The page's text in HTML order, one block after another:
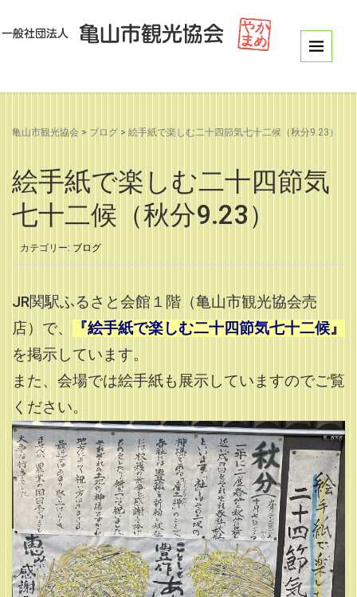
亀山市観光協会 > ブログ > 絵手紙で楽しむ二十四節気七十二候（秋分9.23）
絵手紙で楽しむ二十四節気
七十二候（秋分9.23）
カテゴリー: ブログ
JR関駅ふるさと会館１階（亀山市観光協会売
店）で、
『絵手紙で楽しむ二十四節気七十二候』
を掲示しています。
また、会場では絵手紙も展示していますのでご覧
ください。